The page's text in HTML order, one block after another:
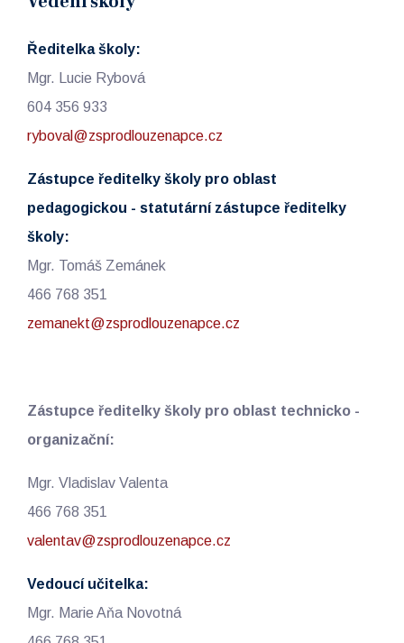
Ředitelka školy:
Mgr. Lucie Rybová
604 356 933
ryboval@zsprodlouzenapce.cz
Zástupce ředitelky školy pro oblast
pedagogickou - statutární zástupce ředitelky
školy:
Mgr. Tomáš Zemánek
466 768 351
zemanekt@zsprodlouzenapce.cz
Zástupce ředitelky školy pro oblast technicko -
organizační:
Mgr. Vladislav Valenta
466 768 351
valentav@zsprodlouzenapce.cz
Vedoucí učitelka:
Mgr. Marie Aňa Novotná